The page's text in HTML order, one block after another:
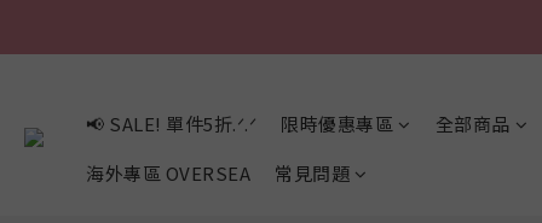
📢 SALE! 單件5折.ᐟ.ᐟ 限時優惠專區
全部商品
海外專區 OVERSEA
常見問題